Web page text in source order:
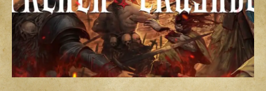
Libri e fumetti
Cercatori
Download